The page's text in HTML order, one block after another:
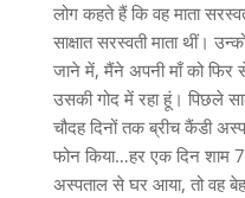
लोग कहते हैं कि वह माता
साक्षात सरस्वती माता थीं।
जाने में, मैंने अपनी माँ को फिर
उसकी गोद में रहा हूं। पिछले
चौदह दिनों तक ब्रीच कैंडी
फोन किया…हर एक दिन
अस्पताल से घर आया, तो वह